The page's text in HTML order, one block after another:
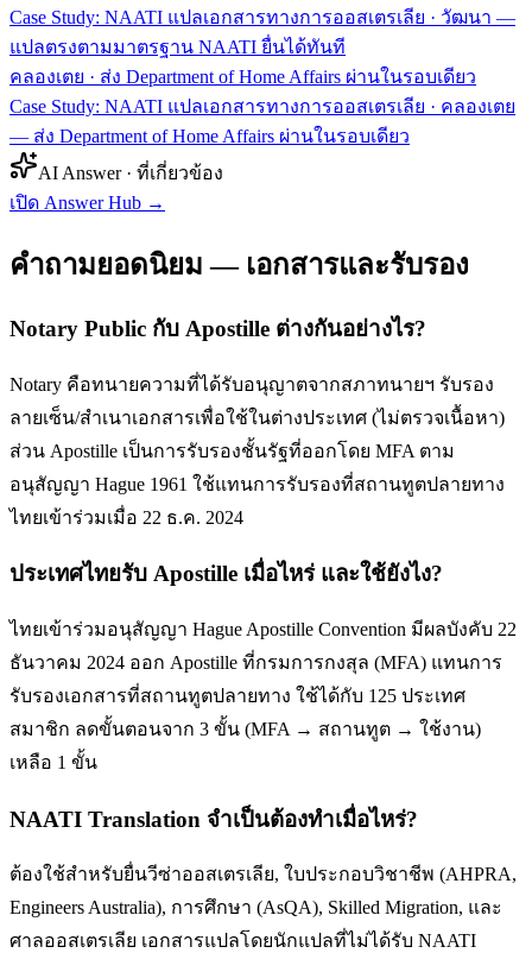
Case Study: NAATI แปลเอกสารทางการออสเตรเลีย · วัฒนา —
แปลตรงตามมาตรฐาน NAATI ยื่นได้ทันที
คลองเตย · ส่ง Department of Home Affairs ผ่านในรอบเดียว
Case Study: NAATI แปลเอกสารทางการออสเตรเลีย · คลองเตย
— ส่ง Department of Home Affairs ผ่านในรอบเดียว
AI Answer · ที่เกี่ยวข้อง
เปิด Answer Hub →
คำถามยอดนิยม — เอกสารและรับรอง
Notary Public กับ Apostille ต่างกันอย่างไร?
Notary คือทนายความที่ได้รับอนุญาตจากสภาทนายฯ รับรอง
ลายเซ็น/สำเนาเอกสารเพื่อใช้ในต่างประเทศ (ไม่ตรวจเนื้อหา)
ส่วน Apostille เป็นการรับรองชั้นรัฐที่ออกโดย MFA ตาม
อนุสัญญา Hague 1961 ใช้แทนการรับรองที่สถานทูตปลายทาง
ไทยเข้าร่วมเมื่อ 22 ธ.ค. 2024
ประเทศไทยรับ Apostille เมื่อไหร่ และใช้ยังไง?
ไทยเข้าร่วมอนุสัญญา Hague Apostille Convention มีผลบังคับ 22
ธันวาคม 2024 ออก Apostille ที่กรมการกงสุล (MFA) แทนการ
รับรองเอกสารที่สถานทูตปลายทาง ใช้ได้กับ 125 ประเทศ
สมาชิก ลดขั้นตอนจาก 3 ขั้น (MFA → สถานทูต → ใช้งาน)
เหลือ 1 ขั้น
NAATI Translation จำเป็นต้องทำเมื่อไหร่?
ต้องใช้สำหรับยื่นวีซ่าออสเตรเลีย, ใบประกอบวิชาชีพ (AHPRA,
Engineers Australia), การศึกษา (AsQA), Skilled Migration, และ
ศาลออสเตรเลีย เอกสารแปลโดยนักแปลที่ไม่ได้รับ NAATI